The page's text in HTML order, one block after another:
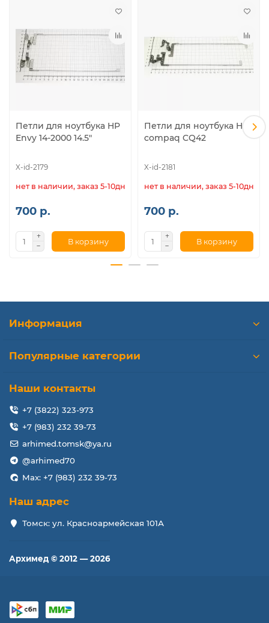
Петли для ноутбука HP
Envy 14-2000 14.5"
X-id-2179
нет в наличии, заказ 5-10дн.
700 р.
В корзину
Петли для ноутбука HP
compaq CQ42
X-id-2181
нет в наличии, заказ 5-10дн.
700 р.
В корзину
Информация
Популярные категории
Наши контакты
+7 (3822) 323-973
+7 (983) 232 39-73
arhimed.tomsk@ya.ru
@arhimed70
Max: +7 (983) 232 39-73
Наш адрес
Томск: ул. Красноармейская 101А
Архимед © 2012 — 2026